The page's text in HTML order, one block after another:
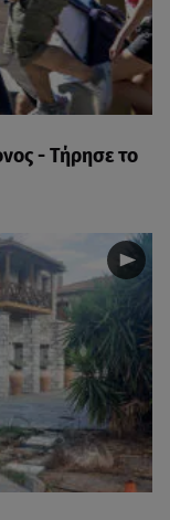
- Τήρησε το